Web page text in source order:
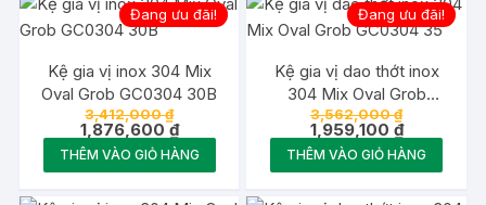
Đang ưu đãi!
Kệ gia vị inox 304 Mix
Oval Grob GC0304 30B
3,412,000₫Giá
gốc
là:
3,412,000 ₫.
1,876,600₫Giá
hiện
tại
là:
1,876,600 ₫.
THÊM VÀO GIỎ HÀNG
Đang ưu đãi!
Kệ gia vị dao thớt inox
304 Mix Oval Grob
GC0304 35
3,562,000₫Giá
gốc
là:
3,562,000
1,959,100 ₫Giá
hiện
tại
là:
THÊM VÀO GIỎ HÀNG